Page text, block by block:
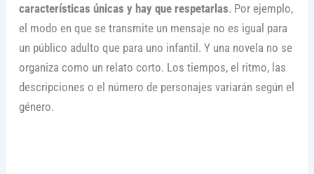
características únicas y hay que respetarlas. Por ejemplo,
el modo en que se transmite un mensaje no es igual para
un público adulto que para uno infantil. Y una novela no se
organiza como un relato corto. Los tiempos, el ritmo, las
descripciones o el número de personajes variarán según el
género.